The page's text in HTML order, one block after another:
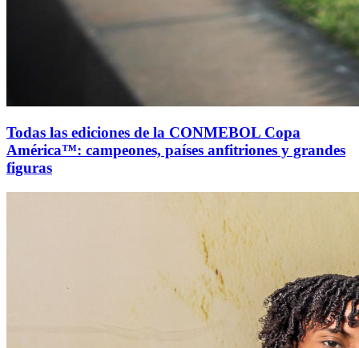
Todas las ediciones de la CONMEBOL Copa
América™: campeones, países anfitriones y grandes
figuras